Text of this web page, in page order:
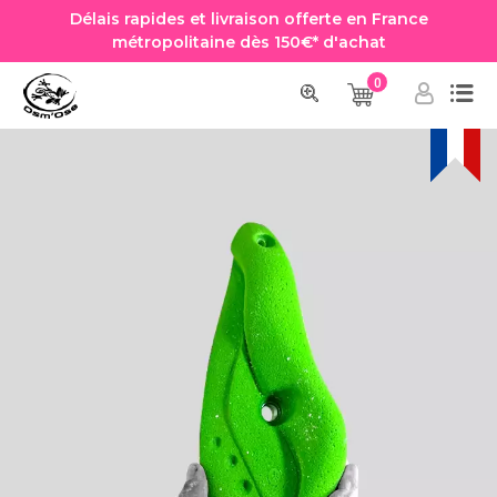
Délais rapides et livraison offerte en France
métropolitaine dès 150€* d'achat
0